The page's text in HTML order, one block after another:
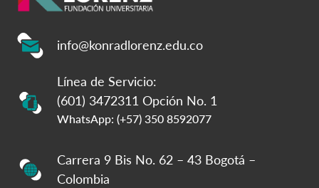
info@konradlorenz.edu.co
Línea de Servicio:
(601) 3472311 Opción No. 1
WhatsApp: (+57) 350 8592077
Carrera 9 Bis No. 62 – 43 Bogotá –
Colombia